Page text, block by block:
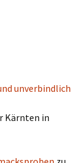
unverbindlich
Kärnten in